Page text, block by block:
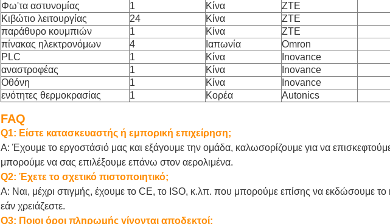
Φω'τα αστυνομίας
1 Κίνα
ZTE
Κιβώτιο λειτουργίας
24 Κίνα
ZTE
παράθυρο κουμπιών
1 Κίνα
ZTE
πίνακας ηλεκτρονόμων
4 Ιαπωνία
Omron
PLC
1 Κίνα
Inovance
αναστροφέας
1 Κίνα
Inovance
Οθόνη
1 Κίνα
Inovance
ενότητες θερμοκρασίας
1 Κορέα Autonics
FAQ
Q1: Είστε κατασκευαστής ή εμπορική επιχείρηση;
Α: Έχουμε το εργοστάσιό μας και εξάγουμε την ομάδα, καλωσορίζουμε για να
μπορούμε να σας επιλέξουμε επάνω στον αερολιμένα.
Q2: Έχετε το σχετικό πιστοποιητικό;
Α: Ναι, μέχρι στιγμής, έχουμε το CE, το ISO, κ.λπ. που μπορούμε επίσης να εκδώσουμε το
εάν χρειάζεστε.
Q3: Ποιοι όροι πληρωμής γίνονται αποδεκτοί;